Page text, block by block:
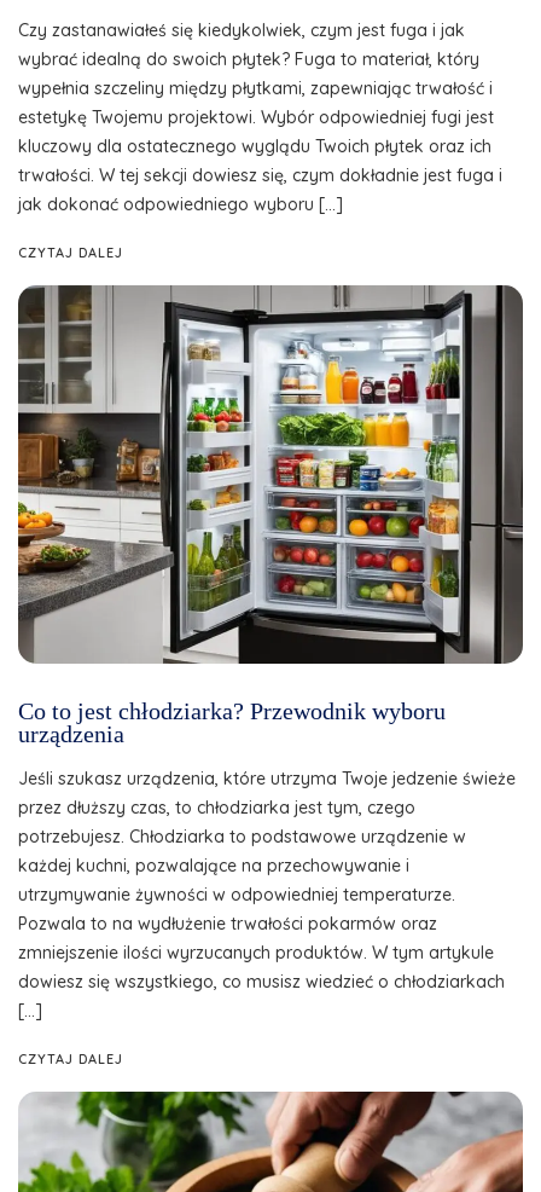
Czy zastanawiałeś się kiedykolwiek, czym jest fuga i jak
wybrać idealną do swoich płytek? Fuga to materiał, który
wypełnia szczeliny między płytkami, zapewniając trwałość i
estetykę Twojemu projektowi. Wybór odpowiedniej fugi jest
kluczowy dla ostatecznego wyglądu Twoich płytek oraz ich
trwałości. W tej sekcji dowiesz się, czym dokładnie jest fuga i
jak dokonać odpowiedniego wyboru […]
CZYTAJ DALEJ
Co to jest chłodziarka? Przewodnik wyboru
urządzenia
Jeśli szukasz urządzenia, które utrzyma Twoje jedzenie świeże
przez dłuższy czas, to chłodziarka jest tym, czego
potrzebujesz. Chłodziarka to podstawowe urządzenie w
każdej kuchni, pozwalające na przechowywanie i
utrzymywanie żywności w odpowiedniej temperaturze.
Pozwala to na wydłużenie trwałości pokarmów oraz
zmniejszenie ilości wyrzucanych produktów. W tym artykule
dowiesz się wszystkiego, co musisz wiedzieć o chłodziarkach
[…]
CZYTAJ DALEJ